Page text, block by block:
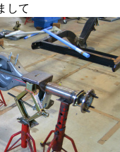
て